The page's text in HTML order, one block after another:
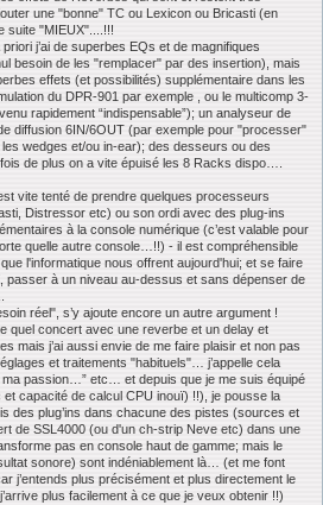
une "bonne" TC ou Lexicon ou Bricasti (en
suite "MIEUX"....!!!
j’ai de superbes EQs et de magnifiques
besoin de les "remplacer" par des insertion), mais
effets (et possibilités) supplémentaire dans les
du DPR-901 par exemple , ou le multicomp 3-
rapidement “indispensable”); un analyseur de
diffusion 6IN/6OUT (par exemple pour "processer"
wedges et/ou in-ear); des desseurs ou des
de plus on a vite épuisé les 8 Racks dispo….
vite tenté de prendre quelques processeurs
Distressor etc) ou son ordi avec des plug-ins
à la console numérique (c’est valable pour
quelle autre console…!!) - il est compréhensible
l'informatique nous offrent aujourd'hui; et se faire
passer à un niveau au-dessus et sans dépenser de
réel", s’y ajoute encore un autre argument !
quel concert avec une reverbe et un delay et
mais j’ai aussi envie de me faire plaisir et non pas
et traitements "habituels"… j’appelle cela
passion…” etc… et depuis que je me suis équipé
capacité de calcul CPU inouï) !!), je pousse la
des plug’ins dans chacune des pistes (sources et
de SSL4000 (ou d'un ch-strip Neve etc) dans une
pas en console haut de gamme; mais le
sonore) sont indéniablement là… (et me font
j’entends plus précisément et plus directement le
plus facilement à ce que je veux obtenir !!)